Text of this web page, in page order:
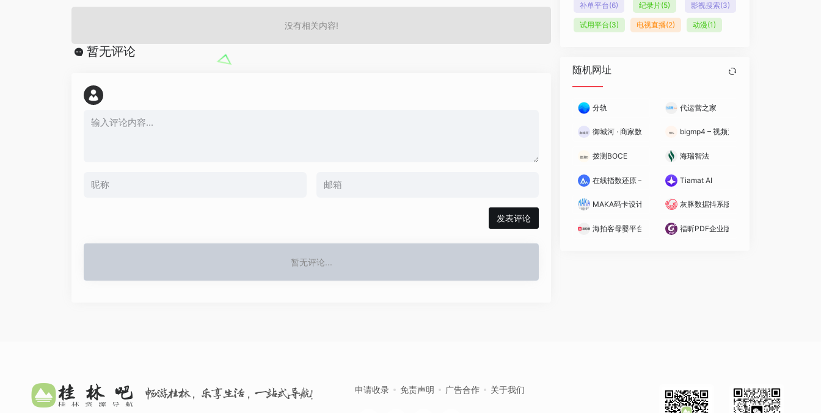
没有相关内容!
暂无评论
发表评论
暂无评论...
补单平台(6) 纪录片(5) 影视搜索(3)
试用平台(3) 电视直播(2) 动漫(1)
随机网址
分轨 代运营之家
御城河 · 商家数据保镖 bigmp4 – 视频无损放大、黑白视频上色
拨测BOCE 海瑞智法
在线指数还原 – 生意参谋 Tiamat AI
MAKA码卡设计 灰豚数据抖系版
海拍客母婴平台 福昕PDF企业版 10.1.4 绿色精简版
畅游桂林，乐享生活，一站式导航！ 申请收录 免责声明 广告合作 关于我们